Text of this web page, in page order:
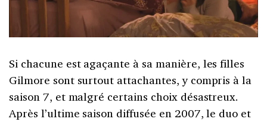
Si chacune est agaçante à sa manière, les filles
Gilmore sont surtout attachantes, y compris à la
saison 7, et malgré certains choix désastreux.
Après l’ultime saison diffusée en 2007, le duo et